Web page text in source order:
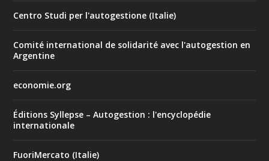
Centro Studi per l'autogestione (Italie)
Comité international de solidarité avec l'autogestion en
Argentine
economie.org
Éditions Syllepse – Autogestion : l'encyclopédie
internationale
FuoriMercato (Italie)